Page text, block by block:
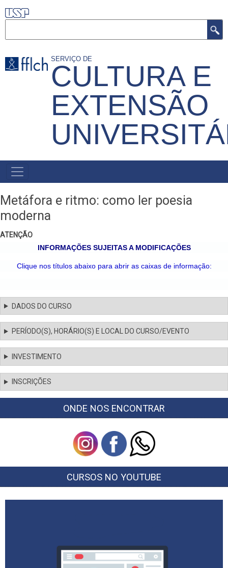
Pular
para
principal
SERVIÇO DE
CULTURA E
EXTENSÃO
MENU
PRIMÁRIO
Metáfora e ritmo: como ler poesia
moderna
ATENÇÃO
INFORMAÇÕES SUJEITAS A MODIFICAÇÕES
Clique nos títulos abaixo para abrir as caixas de informação:
DADOS DO CURSO
PERÍODO(S), HORÁRIO(S) E LOCAL DO CURSO/EVENTO
INVESTIMENTO
INSCRIÇÕES
ONDE NOS ENCONTRAR
CURSOS NO YOUTUBE